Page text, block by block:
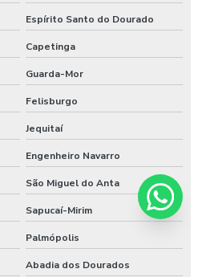
Espírito Santo do Dourado
Capetinga
Guarda-Mor
Felisburgo
Jequitaí
Engenheiro Navarro
São Miguel do Anta
Sapucaí-Mirim
Palmópolis
Abadia dos Dourados